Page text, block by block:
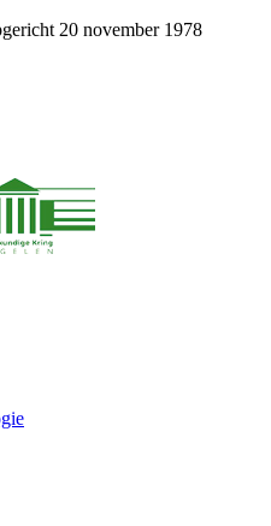
20 november 1978